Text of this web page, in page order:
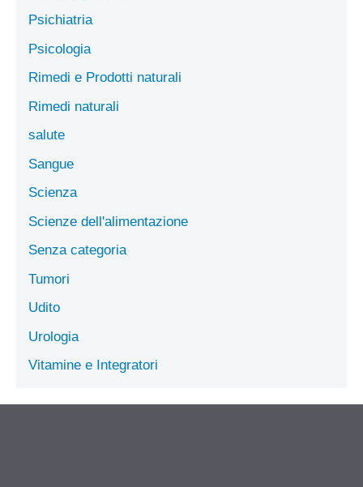
Psichiatria
Psicologia
Rimedi e Prodotti naturali
Rimedi naturali
salute
Sangue
Scienza
Scienze dell'alimentazione
Senza categoria
Tumori
Udito
Urologia
Vitamine e Integratori